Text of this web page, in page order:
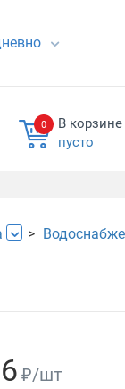
0
В корзине
пусто
₽/шт